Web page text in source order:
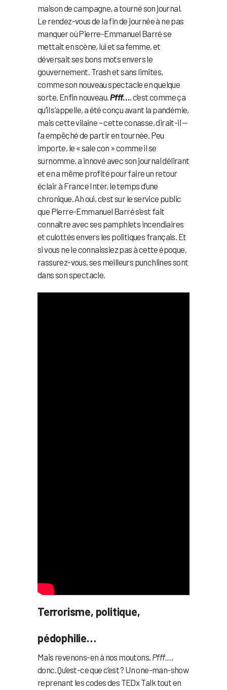
maison de campagne, a tourné son journal.
Le rendez-vous de la fin de journée à ne pas
manquer où Pierre-Emmanuel Barré se
mettait en scène, lui et sa femme, et
déversait ses bons mots envers le
gouvernement. Trash et sans limites,
comme son nouveau spectacle en quelque
sorte. Enfin nouveau.Pfff…, c’est comme ça
qu’il s’appelle, a été conçu avant la pandémie,
mais cette vilaine – cette conasse, dirait-il —
l’a empêché de partir en tournée. Peu
importe, le « sale con » comme il se
surnomme, a innové avec son journal délirant
et en a même profité pour faire un retour
éclair à France Inter, le temps d’une
chronique. Ah oui, c’est sur le service public
que Pierre-Emmanuel Barré s’est fait
connaître avec ses pamphlets incendiaires
et culottés envers les politiques français. Et
si vous ne le connaissiez pas à cette époque,
rassurez-vous, ses meilleurs punchlines sont
dans son spectacle.
Terrorisme, politique,
pédophilie…
Mais revenons-en à nos moutons. Pfff…,
donc. Qu’est-ce que c’est ? Un one-man-show
reprenant les codes des TEDx Talk tout en